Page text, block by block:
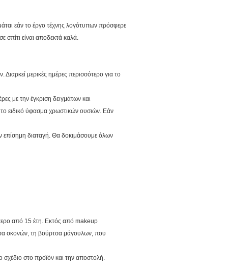
εάν το έργο τέχνης λογότυπων πρόσφερε
είναι αποδεκτά καλά.
μερικές ημέρες περισσότερο για το
με την έγκριση δειγμάτων και
ειδικό ύφασμα χρωστικών ουσιών. Εάν
επίσημη διαταγή. Θα δοκιμάσουμε όλων
από 15 έτη. Εκτός από makeup
σκονών, τη βούρτσα μάγουλων, που
στο προϊόν και την αποστολή.